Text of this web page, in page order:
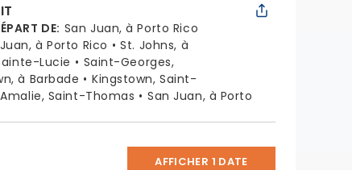
DE: San Juan, à Porto Rico
à Porto Rico
St. Johns, à
Lucie
Saint-Georges,
à Barbade
Kingstown, Saint-
Saint-Thomas
San Juan, à Porto
AFFICHER 1 DATE